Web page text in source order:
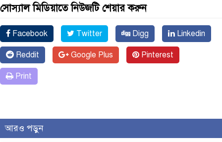
সোস্যাল মিডিয়াতে নিউজটি শেয়ার করুন
Facebook Twitter Digg Linkedin
Reddit Google Plus Pinterest
Print
আরও পড়ুন